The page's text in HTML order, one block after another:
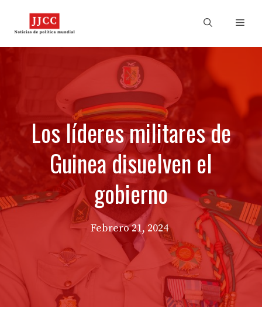
Los líderes militares de
Guinea disuelven el
gobierno
Febrero 21, 2024